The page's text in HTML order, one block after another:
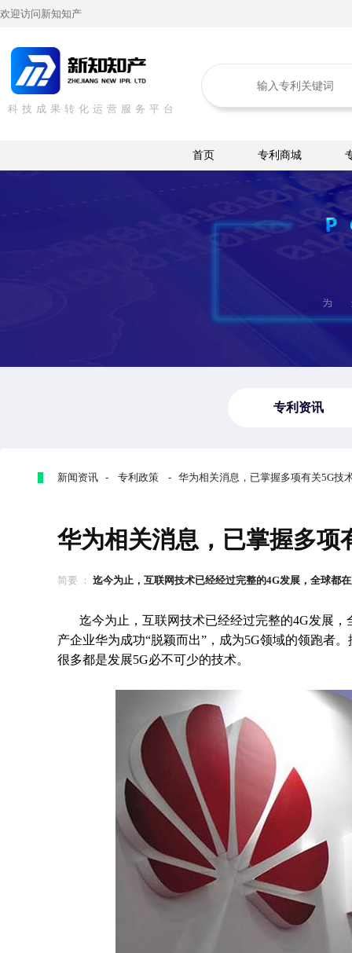
欢迎访问新知知产
科技成果转化运营服务平台
首页 专利商城
专利资讯
新闻资讯 - 专利政策 - 华为相关消息，已掌握多项有关5G技
华为相关消息，已掌握多项
简要 ： 迄今为止，互联网技术已经经过完整的4G发展，全球都
迄今为止，互联网技术已经经过完整的4G发展
产企业华为成功“脱颖而出”，成为5G领域的领跑者
很多都是发展5G必不可少的技术。